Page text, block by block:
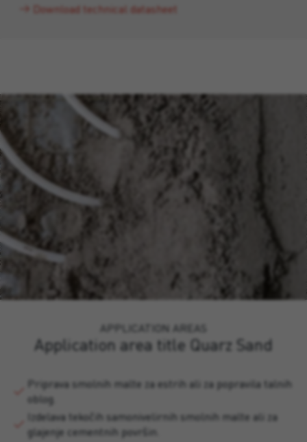
Download technical datasheet
APPLICATION AREAS
Application area title Quarz Sand
Priprava smolnih malte za estrih ali za popravila talnih
oblog.
Izdelava tekočih samonivelirnih smolnih malte ali za
glajenje cementnih površin.